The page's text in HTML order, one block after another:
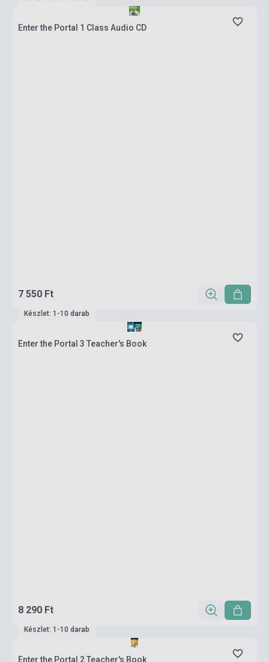
Enter the Portal 1 Class Audio CD
7 550 Ft
Készlet: 1-10 darab
Enter the Portal 3 Teacher's Book
8 290 Ft
Készlet: 1-10 darab
Enter the Portal 2 Teacher's Book